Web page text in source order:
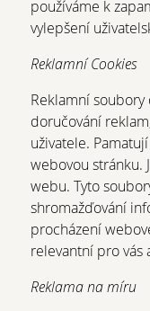
používáme k
vylepšení
Reklamní Cookies
Reklamní
doručování
uživatele.
webovou stránku.
webu. Tyto
shromažďování
procházení
relevantní pro vás
Reklama na míru